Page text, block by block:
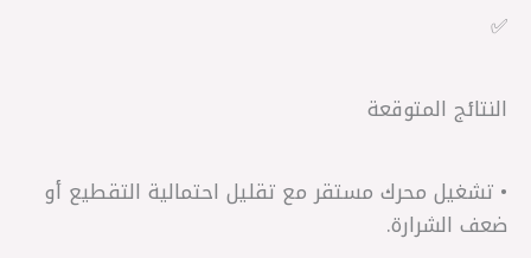
✅
النتائج المتوقعة
• تشغيل محرك مستقر مع تقليل احتمالية التقطيع أو
ضعف الشرارة.